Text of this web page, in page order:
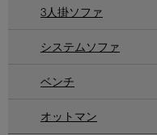
3人掛ソファ
システムソファ
ベンチ
オットマン